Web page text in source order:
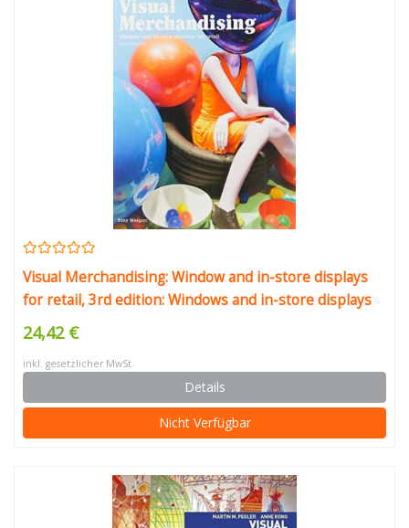
Visual Merchandising: Window and in-store displays
for retail, 3rd edition: Windows and in-store displays
for retail
24,42 €
inkl. gesetzlicher MwSt.
Details
Nicht Verfügbar